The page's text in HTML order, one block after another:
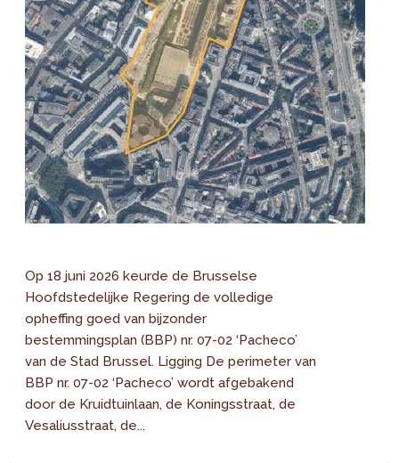
Op 18 juni 2026 keurde de Brusselse
Hoofdstedelijke Regering de volledige
opheffing goed van bijzonder
bestemmingsplan (BBP) nr. 07-02 ‘Pacheco’
van de Stad Brussel. Ligging De perimeter van
BBP nr. 07-02 ‘Pacheco’ wordt afgebakend
door de Kruidtuinlaan, de Koningsstraat, de
Vesaliusstraat, de...